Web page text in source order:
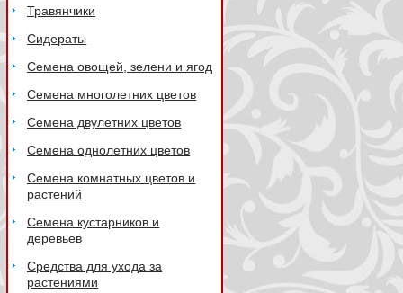
Травянчики
Сидераты
Семена овощей, зелени и ягод
Семена многолетних цветов
Семена двулетних цветов
Семена однолетних цветов
Семена комнатных цветов и
растений
Семена кустарников и
деревьев
Средства для ухода за
растениями